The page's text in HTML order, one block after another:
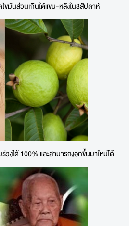
ขมันส่วนเกินใต้แขน-หลังใน3สัปดาห์
วงได้ 100% และสามารถงอกขึ้นมาใหม่ได้